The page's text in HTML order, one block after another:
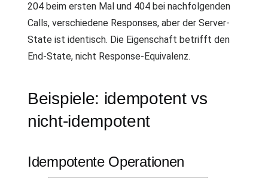
204 beim ersten Mal und 404 bei nachfolgenden
Calls, verschiedene Responses, aber der Server-
State ist identisch. Die Eigenschaft betrifft den
End-State, nicht Response-Equivalenz.
Beispiele: idempotent vs
nicht-idempotent
Idempotente Operationen